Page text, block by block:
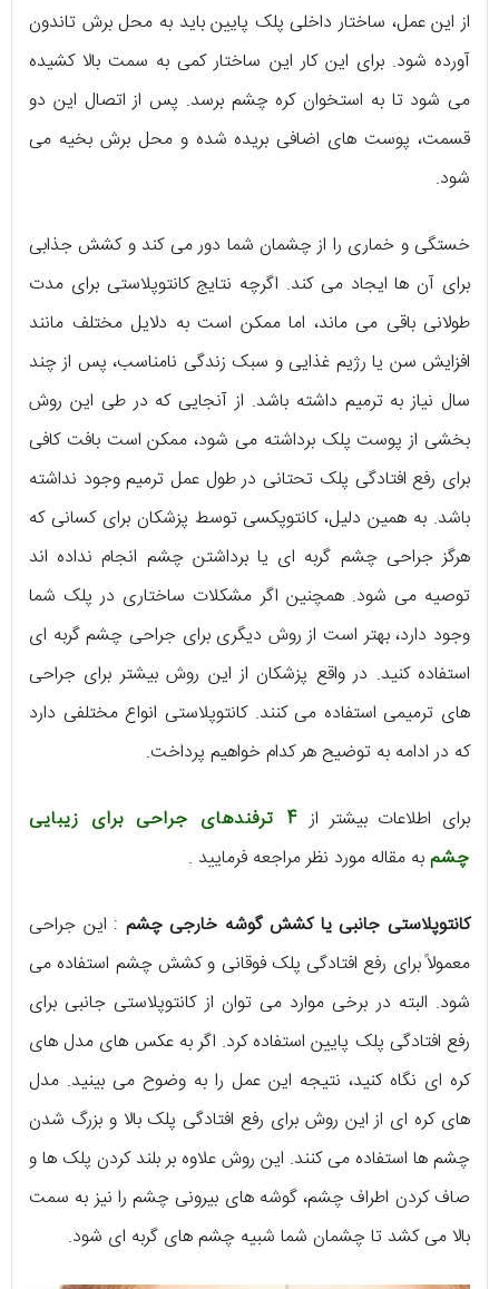
از این عمل، ساختار داخلی پلک پایین باید به محل برش تاندون
آورده شود. برای این کار این ساختار کمی به سمت بالا کشیده
می شود تا به استخوان کره چشم برسد. پس از اتصال این دو
قسمت، پوست های اضافی بریده شده و محل برش بخیه می
شود.
خستگی و خماری را از چشمان شما دور می کند و کشش جذابی
برای آن ها ایجاد می کند. اگرچه نتایج کانتوپلاستی برای مدت
طولانی باقی می ماند، اما ممکن است به دلایل مختلف مانند
افزایش سن یا رژیم غذایی و سبک زندگی نامناسب، پس از چند
سال نیاز به ترمیم داشته باشد. از آنجایی که در طی این روش
بخشی از پوست پلک برداشته می شود، ممکن است بافت کافی
برای رفع افتادگی پلک تحتانی در طول عمل ترمیم وجود نداشته
باشد. به همین دلیل، کانتوپکسی توسط پزشکان برای کسانی که
هرگز جراحی چشم گربه ای یا برداشتن چشم انجام نداده اند
توصیه می شود. همچنین اگر مشکلات ساختاری در پلک شما
وجود دارد، بهتر است از روش دیگری برای جراحی چشم گربه ای
استفاده کنید. در واقع پزشکان از این روش بیشتر برای جراحی
های ترمیمی استفاده می کنند. کانتوپلاستی انواع مختلفی دارد
که در ادامه به توضیح هر کدام خواهیم پرداخت.
برای اطلاعات بیشتر از
4 ترفندهای جراحی برای زیبایی
چشمبه مقاله مورد نظر مراجعه فرمایید .
کانتوپلاستی جانبی یا کشش گوشه خارجی چشم : این جراحی
معمولاً برای رفع افتادگی پلک فوقانی و کشش چشم استفاده می
شود. البته در برخی موارد می توان از کانتوپلاستی جانبی برای
رفع افتادگی پلک پایین استفاده کرد. اگر به عکس های مدل های
کره ای نگاه کنید، نتیجه این عمل را به وضوح می بینید. مدل
های کره ای از این روش برای رفع افتادگی پلک بالا و بزرگ شدن
چشم ها استفاده می کنند. این روش علاوه بر بلند کردن پلک ها و
صاف کردن اطراف چشم، گوشه های بیرونی چشم را نیز به سمت
بالا می کشد تا چشمان شما شبیه چشم های گربه ای شود.